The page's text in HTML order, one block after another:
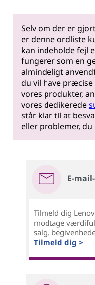
Selv om der er
er denne ordliste
kan indeholde fejl
fungerer som en
almindeligt
du vil have
vores produkter,
vores dedikerede
står klar til at
eller problemer, du
E-
Tilmeld dig
modtage
salg,
Tilmeld dig >